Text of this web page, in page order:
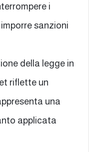
i
sanzioni
della legge in
riflette un
una
applicata